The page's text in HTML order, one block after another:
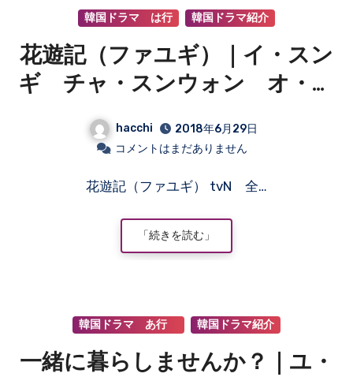
韓国ドラマ は行 韓国ドラマ紹介
花遊記（ファユギ）｜イ・スン
ギ チャ・スンウォン オ・ヨ
ンソ イ・ホンギ
（FTISLAND）
hacchi
2018年6月29日
コメントはまだありません
花遊記（ファユギ） tvN 全…
「続きを読む」
韓国ドラマ あ行 韓国ドラマ紹介
一緒に暮らしませんか？｜ユ・